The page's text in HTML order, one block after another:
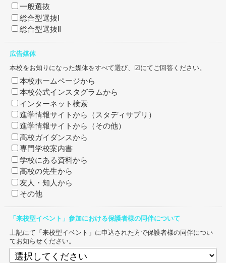
一般選抜
総合型選抜Ⅰ
総合型選抜Ⅱ
広告媒体
本校をお知りになった媒体をすべて選び、☑にてご回答ください。
本校ホームページから
本校公式インスタグラムから
インターネット検索
進学情報サイトから（スタディサプリ）
進学情報サイトから（その他）
高校ガイダンスから
専門学校案内書
学校にある資料から
高校の先生から
友人・知人から
その他
「来校型イベント」参加における保護者様の同伴について
上記にて「来校型イベント」に申込された方で保護者様の同伴につい
てお知らせください。